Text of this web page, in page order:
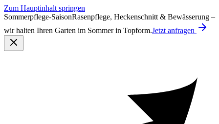
Zum Hauptinhalt springen
Sommerpflege-SaisonRasenpflege, Heckenschnitt & Bewässerung –
wir halten Ihren Garten im Sommer in Topform.Jetzt anfragen